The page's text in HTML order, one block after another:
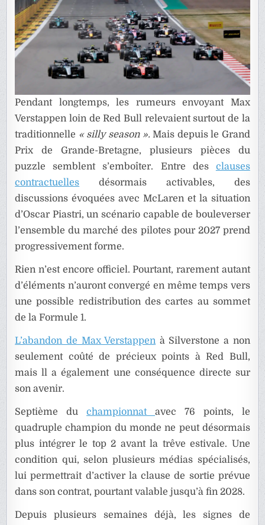
Pendant longtemps, les rumeurs envoyant Max
Verstappen loin de Red Bull relevaient surtout de la
traditionnelle « silly season ».Mais depuis le Grand
Prix de Grande-Bretagne, plusieurs pièces du
puzzle semblent s’emboîter. Entre des clauses
contractuelles désormais activables, des
discussions évoquées avec McLaren et la situation
d’Oscar Piastri, un scénario capable de bouleverser
l’ensemble du marché des pilotes pour 2027 prend
progressivement forme.
Rien n’est encore officiel. Pourtant, rarement autant
d’éléments n’auront convergé en même temps vers
une possible redistribution des cartes au sommet
de la Formule 1.
L’abandon de Max Verstappen à Silverstone a non
seulement coûté de précieux points à Red Bull,
mais ll a également une conséquence directe sur
son avenir.
Septième duchampionnatavec 76 points, le
quadruple champion du monde ne peut désormais
plus intégrer le top 2 avant la trêve estivale. Une
condition qui, selon plusieurs médias spécialisés,
lui permettrait d’activer la clause de sortie prévue
dans son contrat, pourtant valable jusqu’à fin 2028.
Depuis plusieurs semaines déjà, les signes de